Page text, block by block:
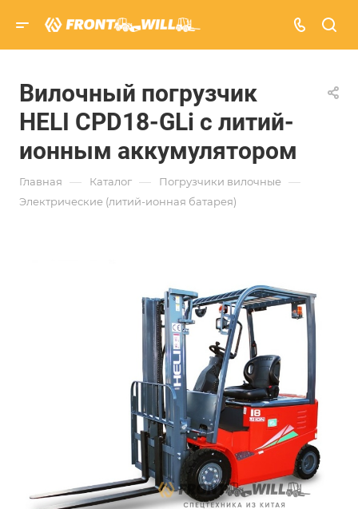
Вилочный погрузчик
HELI CPD18-GLi с литий-
ионным аккумулятором
Главная — Каталог — Погрузчики вилочные —
Электрические (литий-ионная батарея)